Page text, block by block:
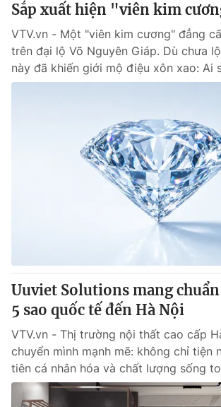
Sắp xuất hiện "viên kim
VTV.vn - Một "viên kim cương" đẳng
trên đại lộ Võ Nguyên Giáp. Dù chưa
này đã khiến giới mộ điệu xôn xao: Ai
Uuviet Solutions mang
5 sao quốc tế đến Hà Nội
VTV.vn - Thị trường nội thất cao cấp
chuyển mình mạnh mẽ: không chỉ tiện
tiên cá nhân hóa và chất lượng sống